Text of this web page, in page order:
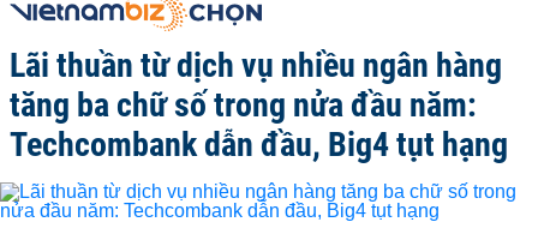
Lãi thuần từ dịch vụ nhiều ngân hàng
tăng ba chữ số trong nửa đầu năm:
Techcombank dẫn đầu, Big4 tụt hạng